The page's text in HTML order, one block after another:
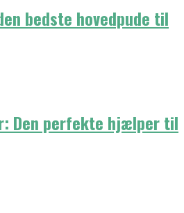
bedste hovedpude til
Den perfekte hjælper til